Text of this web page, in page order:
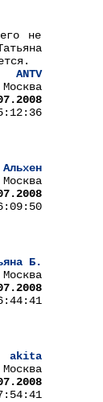
не
ANTV
Москва
Альхен
Москва
Б.
Москва
akita
Москва